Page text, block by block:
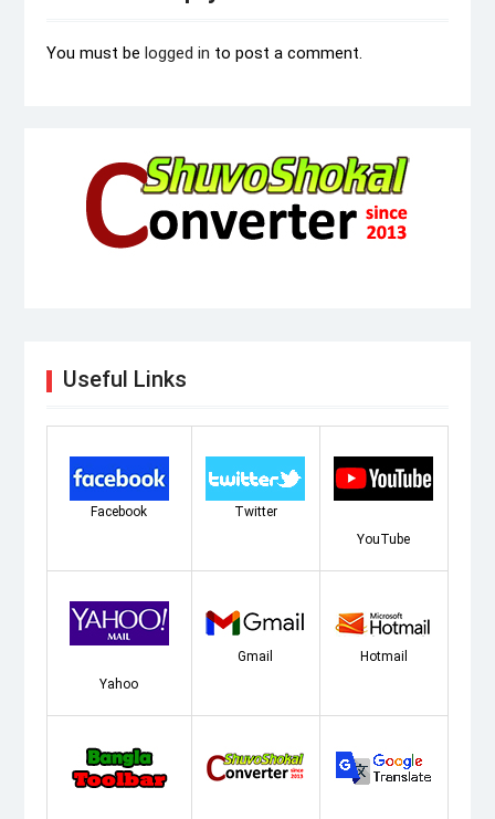
You must be logged in to post a comment.
Useful Links
Facebook
Twitter
YouTube
Yahoo
Gmail Hotmail